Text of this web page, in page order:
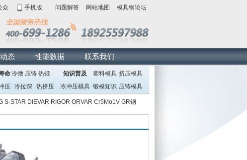
众 手机版 问题解答 网站地图 模具钢论坛
态 性能数据 联系我们
命冷镦 压铸 热锻
压 冷拉深 热挤压
知识普及 塑料模具 挤压模具
冷冲压模具 锻模知识 压铸模具
S-STAR DIEVAR RIGOR ORVAR Cr5Mo1V GR钢